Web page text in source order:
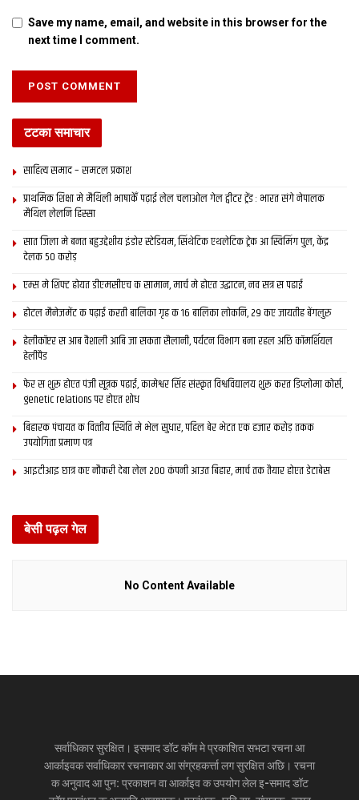
Save my name, email, and website in this browser for the
next time I comment.
टटका समाचार
साहित्य समाद – समटल प्रकाश
प्राथमिक शि‍क्षा मे मैथि‍ली भाषाकेँ पढ़ाई लेल चलाओल गेल ट्वीटर ट्रेंड : भारत संगे नेपालक
मैथिल लेलनि हिस्सा
सात जिला मे बनत बहुउद्देशीय इंडोर स्‍टेडि‍यम, सिंथेटिक एथलेटिक ट्रेक आ स्विमिंग पुल, केंद्र
देलक 50 करोड़
एम्स मे शिफ्ट होयत डीएमसीएच क सामान, मार्च मे होएत उद्घाटन, नव सत्र स पढाई
होटल मैनेजमेंट क पढ़ाई करती बालिका गृह क 16 बालिका लोकनि, 29 कए जायतीह बेंगलुरु
हेलीकॉप्टर स आब वैशाली आबि जा सकता सैलानी, पर्यटन विभाग बना रहल अछि कॉमर्शियल
हेलीपैड
फेर स शुरू होएत पंजी सूत्रक पढाई, कामेश्वर सिंह संस्कृत विश्वविद्यालय शुरू करत डिप्लोमा कोर्स,
genetic relations पर होएत शोध
बिहारक पंचायत क वित्‍तीय स्थिति मे भेल सुधार, पहिल बेर भेटत एक हजार करोड़ तकक
उपयोगिता प्रमाण पत्र
आइटीआइ छात्र कए नौकरी देबा लेल 200 कंपनी आउत बिहार, मार्च तक तैयार होएत डेटाबेस
बेसी पढ़ल गेल
No Content Available
सर्वाधिकार सुरक्षित। इसमाद डॉट कॉम मे प्रकाशित सभटा रचना आ
आर्काइवक सर्वाधिकार रचनाकार आ संग्रहकर्त्ता लग सुरक्षित अछि। रचना
क अनुवाद आ पुन: प्रकाशन वा आर्काइव क उपयोग लेल इ-समाद डॉट